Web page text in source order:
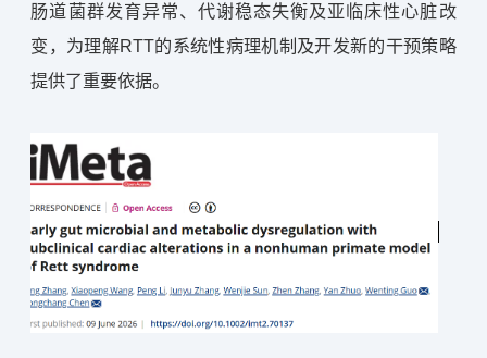
肠道菌群发育异常、代谢稳态失衡及亚临床性心脏改
变，为理解RTT的系统性病理机制及开发新的干预策略
提供了重要依据。